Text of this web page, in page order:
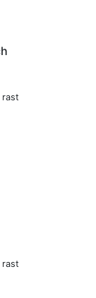
rast
rast